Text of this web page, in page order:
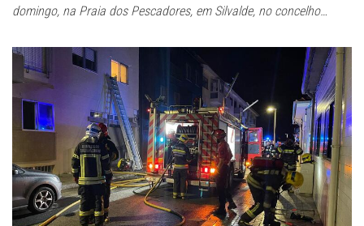
domingo, na Praia dos Pescadores, em Silvalde, no concelho…